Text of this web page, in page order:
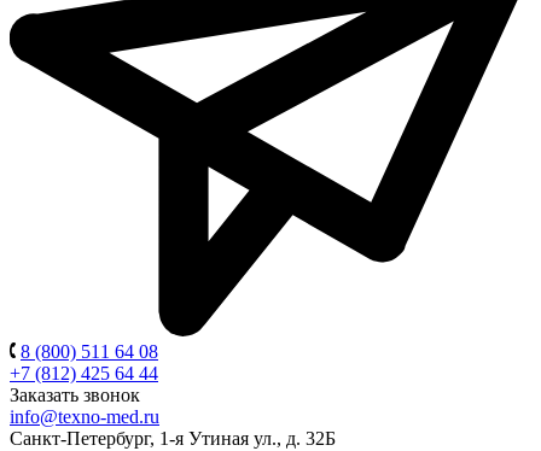
8 (800) 511 64 08
+7 (812) 425 64 44
Заказать звонок
info@texno-med.ru
Санкт-Петербург, 1-я Утиная ул., д. 32Б